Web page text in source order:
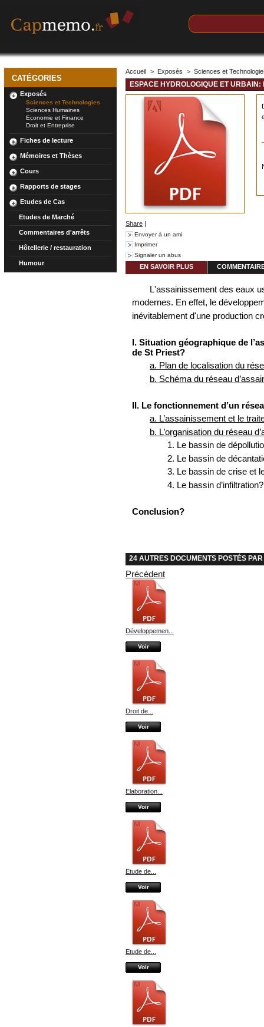
CATÉGORIES
Exposés
Sciences et Technologies
Sciences Humaines
Economie et Finance
Droit et Entreprise
Fiches de lecture
Mémoires et Thèses
Cours
Rapports de stages
Etudes de Cas
Etudes de Marché
Commentaires d'arrêts
Hôtellerie / restauration
Humour
Accueil > Exposés > Sciences et
ESPACE HYDROLOGIQUE ET
Share |
Envoyer à un ami
Imprimer
Signaler un abus
EN SAVOIR PLUS
L'assainissement des eaux
modernes. En effet, le
inévitablement d'une production
I. Situation géographique de
de St Priest?
a. Plan de localisation du
b. Schéma du réseau
II. Le fonctionnement d’un
a. L’assainissement et le
b. L’organisation du réseau
1. Le bassin de
2. Le bassin de
3. Le bassin de crise et
4. Le bassin d’infiltration?
Conclusion?
24 AUTRES DOCUMENTS POSTÉS
Précédent
Développemen...
Voir
Droit de...
Voir
Elaboration...
Voir
Etude de...
Voir
Etude de...
Voir